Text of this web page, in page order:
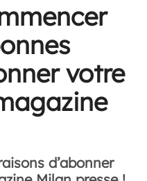
votre
d’abonner